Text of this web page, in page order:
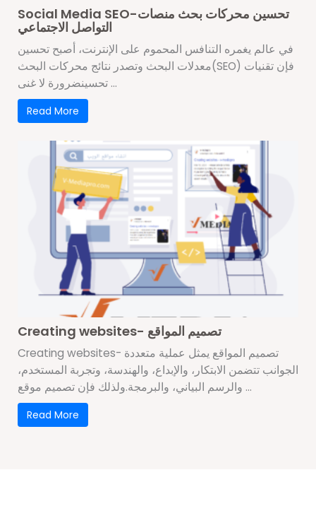
Social Media SEO-تحسين محركات بحث منصات
التواصل الاجتماعي
في عالم يغمره التنافس المحموم على الإنترنت، أصبح تحسين
معدلات البحث وتصدر نتائج محركات البحث(SEO) فإن تقنيات
تحسينضرورة لا غنى ...
Read More
Creating websites- تصميم المواقع
Creating websites- تصميم المواقع يمثل عملية متعددة
الجوانب تتضمن الابتكار، والإبداع، والهندسة، وتجربة المستخدم،
والرسم البياني، والبرمجة.ولذلك فإن تصميم موقع ...
Read More